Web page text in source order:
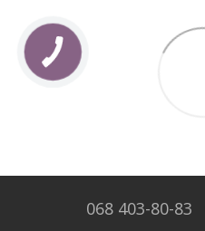
068 403-80-83